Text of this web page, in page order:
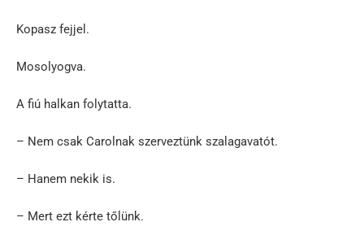
Kopasz fejjel.
Mosolyogva.
A fiú halkan folytatta.
– Nem csak Carolnak szerveztünk szalagavatót.
– Hanem nekik is.
– Mert ezt kérte tőlünk.